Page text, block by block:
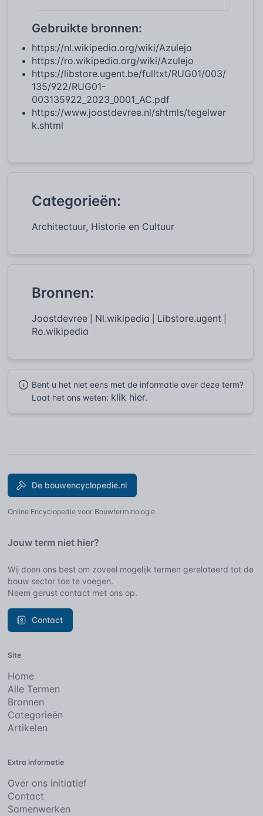
Gebruikte bronnen:
https://nl.wikipedia.org/wiki/Azulejo
https://ro.wikipedia.org/wiki/Azulejo
https://libstore.ugent.be/fulltxt/RUG01/003/
135/922/RUG01-
003135922_2023_0001_AC.pdf
https://www.joostdevree.nl/shtmls/tegelwer
k.shtml
Categorieën:
Architectuur, Historie en Cultuur
Bronnen:
Joostdevree Nl.wikipedia Libstore.ugent
Ro.wikipedia
Bent u het niet eens met de informatie over deze term?
Laat het ons weten: klik hier.
De bouwencyclopedie.nl
Online Encyclopedie voor Bouwterminologie
Jouw term niet hier?
Wij doen ons best om zoveel mogelijk termen gerelateerd tot de
bouw sector toe te voegen.
Neem gerust contact met ons op.
Contact
Site
Home
Alle Termen
Bronnen
Categorieën
Artikelen
Extra informatie
Over ons initiatief
Contact
Samenwerken